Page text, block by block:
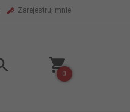
Zarejestruj mnie
0